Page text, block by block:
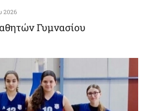
2026
Γυμνασίου